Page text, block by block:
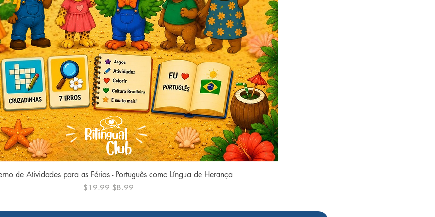
Quick View
de Atividades para as Férias - Português como Língua de Herança
Regular Price
$19.99 Sale Price
$8.99